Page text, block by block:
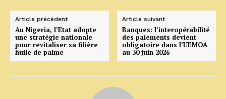
Article précédent
Au Nigeria, l’Etat adopte
une stratégie nationale
pour revitaliser sa filière
huile de palme
Article suivant
Banques: l’interopérabilité
des paiements devient
obligatoire dans l’UEMOA
au 30 juin 2026